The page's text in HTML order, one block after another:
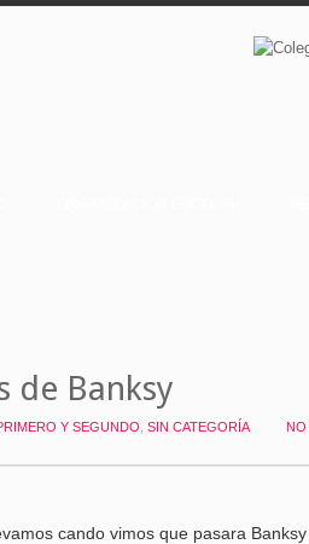
de Banksy
Y SEGUNDO SIN CATEGORÍA NO
cando vimos que pasara